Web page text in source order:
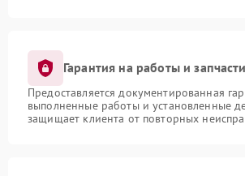
Гарантия на работы и запчасти
Предоставляется документированная
выполненные работы и установленные
защищает клиента от повторных